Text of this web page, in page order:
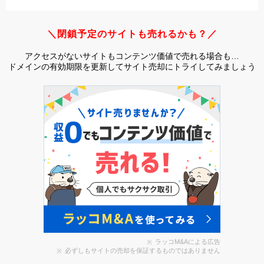
＼閉鎖予定のサイトも売れるかも？／
アクセスがないサイトもコンテンツ価値で売れる場合も…
ドメインの有効期限を更新してサイト売却にトライしてみましょう
ラッコM&Aによる広告
必ずしもサイトの売却を保証するものではありません